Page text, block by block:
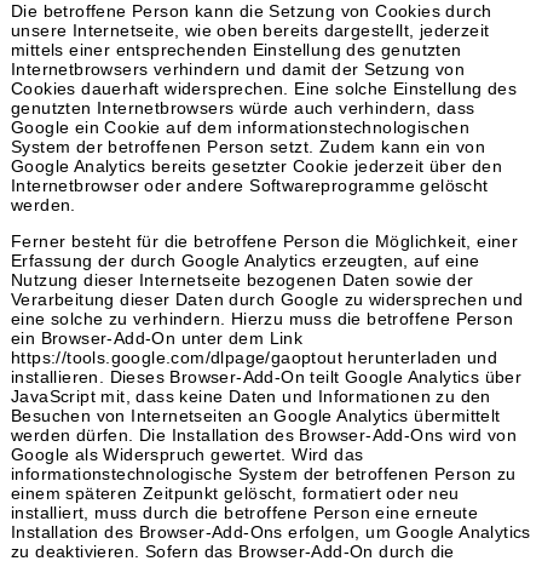
Die betroffene Person kann die Setzung von Cookies durch
unsere Internetseite, wie oben bereits dargestellt, jederzeit
mittels einer entsprechenden Einstellung des genutzten
Internetbrowsers verhindern und damit der Setzung von
Cookies dauerhaft widersprechen. Eine solche Einstellung des
genutzten Internetbrowsers würde auch verhindern, dass
Google ein Cookie auf dem informationstechnologischen
System der betroffenen Person setzt. Zudem kann ein von
Google Analytics bereits gesetzter Cookie jederzeit über den
Internetbrowser oder andere Softwareprogramme gelöscht
werden.
Ferner besteht für die betroffene Person die Möglichkeit, einer
Erfassung der durch Google Analytics erzeugten, auf eine
Nutzung dieser Internetseite bezogenen Daten sowie der
Verarbeitung dieser Daten durch Google zu widersprechen und
eine solche zu verhindern. Hierzu muss die betroffene Person
ein Browser-Add-On unter dem Link
https://tools.google.com/dlpage/gaoptout herunterladen und
installieren. Dieses Browser-Add-On teilt Google Analytics über
JavaScript mit, dass keine Daten und Informationen zu den
Besuchen von Internetseiten an Google Analytics übermittelt
werden dürfen. Die Installation des Browser-Add-Ons wird von
Google als Widerspruch gewertet. Wird das
informationstechnologische System der betroffenen Person zu
einem späteren Zeitpunkt gelöscht, formatiert oder neu
installiert, muss durch die betroffene Person eine erneute
Installation des Browser-Add-Ons erfolgen, um Google Analytics
zu deaktivieren. Sofern das Browser-Add-On durch die